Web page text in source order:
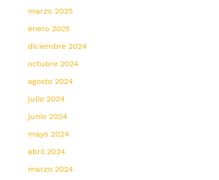
marzo 2025
enero 2025
diciembre 2024
octubre 2024
agosto 2024
julio 2024
junio 2024
mayo 2024
abril 2024
marzo 2024